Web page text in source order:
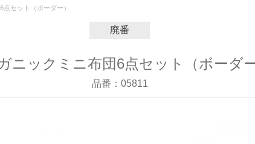
セット（ボーダー）
廃番
ニックミニ布団6点セット（ボーダ
品番：05811